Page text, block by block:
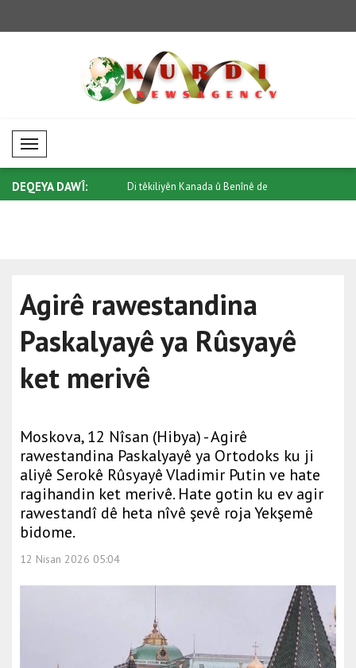
Mobil Menü
DEQEYA DAWÎ:
û Benînê de Li Taylandê êrîşeke çekdar li dibistanek..
Agirê rawestandina
Paskalyayê ya Rûsyayê
ket merivê
Moskova, 12 Nîsan (Hibya) - Agirê
rawestandina Paskalyayê ya Ortodoks ku ji
aliyê Serokê Rûsyayê Vladimir Putin ve hate
ragihandin ket merivê. Hate gotin ku ev agir
rawestandî dê heta nîvê şevê roja Yekşemê
bidome.
12 Nisan 2026 05:04